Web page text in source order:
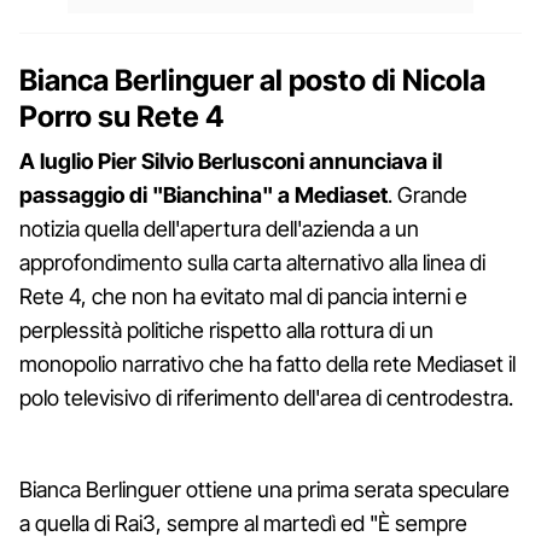
Bianca Berlinguer al posto di Nicola
Porro su Rete 4
A luglio Pier Silvio Berlusconi annunciavail
passaggio di "Bianchina" a Mediaset. Grande
notizia quella dell'apertura dell'azienda a un
approfondimento sulla carta alternativo alla linea di
Rete 4, che non ha evitato mal di pancia interni e
perplessità politiche rispetto alla rottura di un
monopolio narrativo che ha fatto della rete Mediaset il
polo televisivo di riferimento dell'area di centrodestra.
Bianca Berlinguer ottiene una prima serata speculare
a quella di Rai3, sempre al martedì ed "È sempre